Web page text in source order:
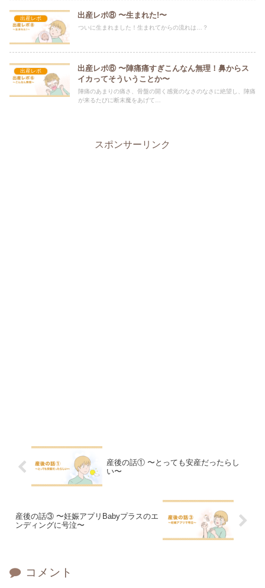
出産レポ 出産レポ⑧ 〜生まれた!〜
ついに生まれました！生まれてからの流れは…？
出産レポ
出産レポ⑥ 〜陣痛痛すぎこんなん無理！鼻からス
イカってそういうことか〜
陣痛のあまりの痛さ、骨盤の開く感覚のなさのなさに絶望し、陣痛
が来るたびに断末魔をあげて…
スポンサーリンク
産後の話① 〜とっても安産だったらし
い〜
産後の話③ 〜妊娠アプリBabyプラスのエ
ンディングに号泣〜
コメント